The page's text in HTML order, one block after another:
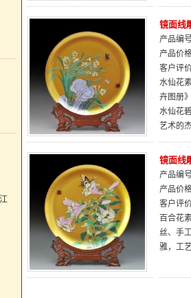
镜面线
产品编
产品价
客户评
水仙花
卉图册
水仙花
艺术的
镜面线
产品编
产品价
客户评
百合花
丝、手
雅，工